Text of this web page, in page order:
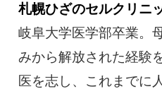
札幌ひざのセルクリニ
岐阜大学医学部卒業。
みから解放された経験
医を志し、これまでに